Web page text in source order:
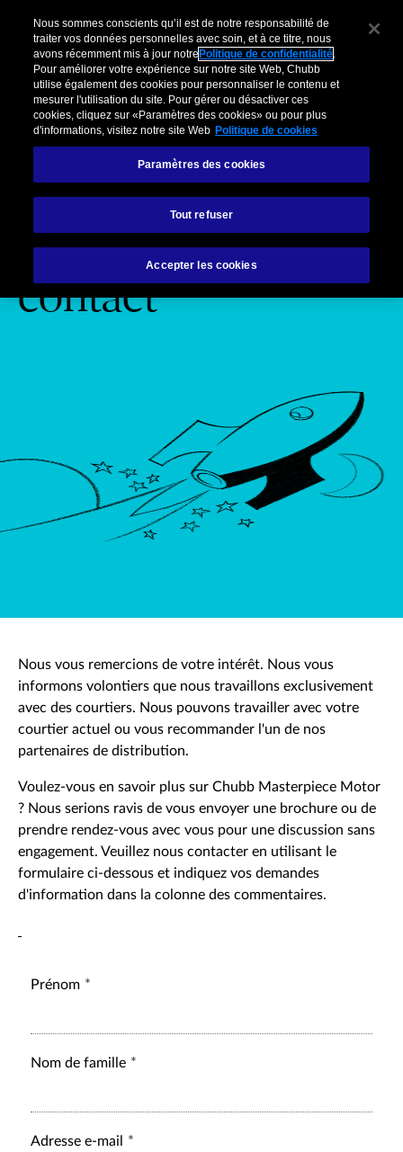
Pour Clients Entreprises Courtiers Organisations partenaires
Clients privés Merci!
Formulaire de
contact
Nous vous remercions de votre intérêt. Nous vous
informons volontiers que nous travaillons exclusivement
avec des courtiers. Nous pouvons travailler avec votre
courtier actuel ou vous recommander l'un de nos
partenaires de distribution.
Voulez-vous en savoir plus sur Chubb Masterpiece Motor
? Nous serions ravis de vous envoyer une brochure ou de
prendre rendez-vous avec vous pour une discussion sans
engagement. Veuillez nous contacter en utilisant le
formulaire ci-dessous et indiquez vos demandes
d'information dans la colonne des commentaires.
Prénom
Nom de famille
Adresse e-mail
Nous sommes conscients qu’il est de notre responsabilité de
traiter vos données personnelles avec soin, et à ce titre, nous
avons récemment mis à jour notre Politique de confidentialité.
Pour améliorer votre expérience sur notre site Web, Chubb
utilise également des cookies pour personnaliser le contenu et
mesurer l'utilisation du site. Pour gérer ou désactiver ces
cookies, cliquez sur «Paramètres des cookies» ou pour plus
d'informations, visitez notre site Web Politique de cookies
Paramètres des cookies
Tout refuser
Accepter les cookies